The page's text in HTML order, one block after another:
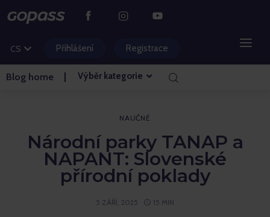
CS
DE
HU
Přihlášení Registrace
Blog home Výběr kategorie
GOLF
ZÁBAVNÍ PARKY
VSTUPENKY A ZÁŽITKY
NAUČNÉ
Národní parky TANAP a
NAPANT: Slovenské
přírodní poklady
5 ZÁŘÍ, 2025 15 MIN